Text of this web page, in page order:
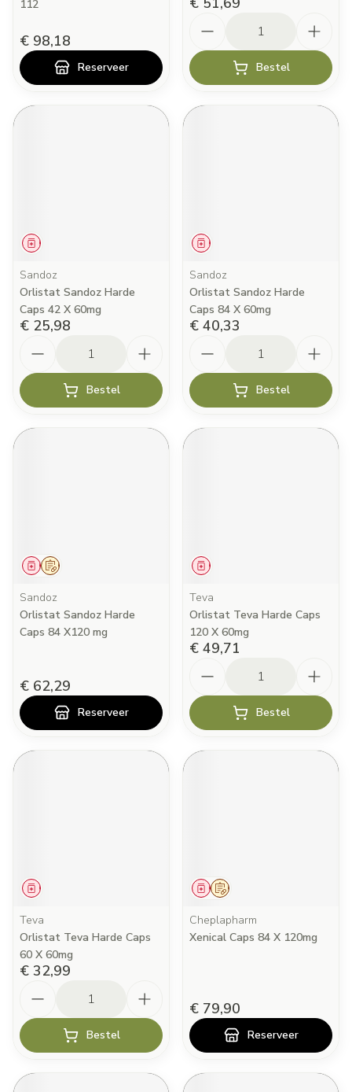
112
€ 98,18
Reserveer Bestel
Geneesmiddel
Sandoz
Orlistat Sandoz Harde
Caps 42 X 60mg
€ 25,98
Bestel
Geneesmiddel
Sandoz
Orlistat Sandoz Harde
Caps 84 X 60mg
€ 40,33
Bestel
Op voorschrift
Geneesmiddel
Sandoz
Orlistat Sandoz Harde
Caps 84 X120 mg
€ 62,29
Reserveer
Geneesmiddel
Teva
Orlistat Teva Harde Caps
120 X 60mg
€ 49,71
Bestel
Geneesmiddel
Teva
Orlistat Teva Harde Caps
60 X 60mg
€ 32,99
Bestel
Op voorschrift
Geneesmiddel
Cheplapharm
Xenical Caps 84 X 120mg
€ 79,90
Reserveer